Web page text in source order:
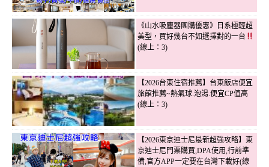
《山水吸塵器團購優惠》日系極輕超
美型，買好幾台不如選擇對的一台
(線上：3)
【2026台東住宿推薦】台東飯店便宜
旅館推薦~熱氣球.泡湯.便宜CP值高
(線上：3)
【2026東京迪士尼最新超強攻略】東
京迪士尼門票購買,DPA使用,行前準
備,官方APP一定要在台灣下載好(線